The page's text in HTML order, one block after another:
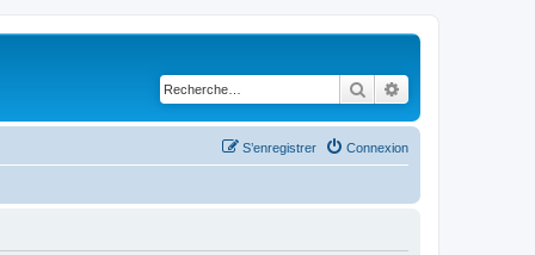
Rechercher
Connexion
S’enregistrer